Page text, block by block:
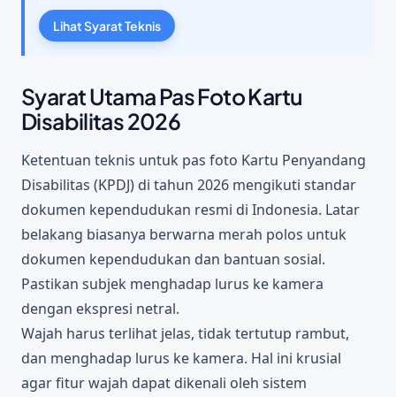
Lihat Syarat Teknis
Syarat Utama Pas Foto Kartu
Disabilitas 2026
Ketentuan teknis untuk pas foto Kartu Penyandang
Disabilitas (KPDJ) di tahun 2026 mengikuti standar
dokumen kependudukan resmi di Indonesia. Latar
belakang biasanya berwarna merah polos untuk
dokumen kependudukan dan bantuan sosial.
Pastikan subjek menghadap lurus ke kamera
dengan ekspresi netral.
Wajah harus terlihat jelas, tidak tertutup rambut,
dan menghadap lurus ke kamera. Hal ini krusial
agar fitur wajah dapat dikenali oleh sistem